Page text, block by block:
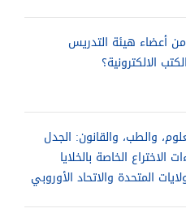
أعضاء هيئة التدريس
الالكترونية؟
والطب، والقانون: الجدل
الاختراع الخاصة بالخلايا
المتحدة والاتحاد الأوروبي